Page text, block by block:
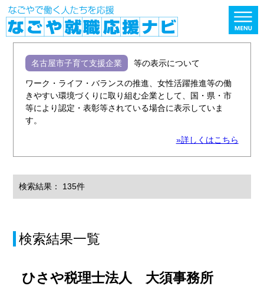
名古屋市子育て支援企業 等の表示について
ワーク・ライフ・バランスの推進、女性活躍推進等の働
きやすい環境づくりに取り組む企業として、国・県・市
等により認定・表彰等されている場合に表示していま
す。
»詳しくはこちら
検索結果： 135件
検索結果一覧
ひさや税理士法人 大須事務所